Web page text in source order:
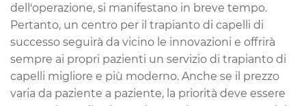
dell'operazione, si manifestano in breve tempo.
Pertanto, un centro per il trapianto di capelli di
successo seguirà da vicino le innovazioni e offrirà
sempre ai propri pazienti un servizio di trapianto di
capelli migliore e più moderno. Anche se il prezzo
varia da paziente a paziente, la priorità deve essere